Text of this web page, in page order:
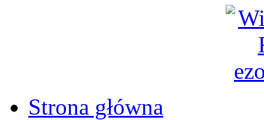
Strona główna